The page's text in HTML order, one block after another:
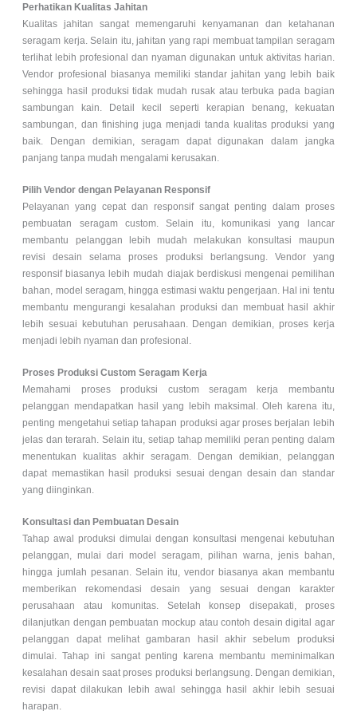
Perhatikan Kualitas Jahitan
Kualitas jahitan sangat memengaruhi kenyamanan dan ketahanan
seragam kerja. Selain itu, jahitan yang rapi membuat tampilan seragam
terlihat lebih profesional dan nyaman digunakan untuk aktivitas harian.
Vendor profesional biasanya memiliki standar jahitan yang lebih baik
sehingga hasil produksi tidak mudah rusak atau terbuka pada bagian
sambungan kain. Detail kecil seperti kerapian benang, kekuatan
sambungan, dan finishing juga menjadi tanda kualitas produksi yang
baik. Dengan demikian, seragam dapat digunakan dalam jangka
panjang tanpa mudah mengalami kerusakan.
Pilih Vendor dengan Pelayanan Responsif
Pelayanan yang cepat dan responsif sangat penting dalam proses
pembuatan seragam custom. Selain itu, komunikasi yang lancar
membantu pelanggan lebih mudah melakukan konsultasi maupun
revisi desain selama proses produksi berlangsung. Vendor yang
responsif biasanya lebih mudah diajak berdiskusi mengenai pemilihan
bahan, model seragam, hingga estimasi waktu pengerjaan. Hal ini tentu
membantu mengurangi kesalahan produksi dan membuat hasil akhir
lebih sesuai kebutuhan perusahaan. Dengan demikian, proses kerja
menjadi lebih nyaman dan profesional.
Proses Produksi Custom Seragam Kerja
Memahami proses produksi custom seragam kerja membantu
pelanggan mendapatkan hasil yang lebih maksimal. Oleh karena itu,
penting mengetahui setiap tahapan produksi agar proses berjalan lebih
jelas dan terarah. Selain itu, setiap tahap memiliki peran penting dalam
menentukan kualitas akhir seragam. Dengan demikian, pelanggan
dapat memastikan hasil produksi sesuai dengan desain dan standar
yang diinginkan.
Konsultasi dan Pembuatan Desain
Tahap awal produksi dimulai dengan konsultasi mengenai kebutuhan
pelanggan, mulai dari model seragam, pilihan warna, jenis bahan,
hingga jumlah pesanan. Selain itu, vendor biasanya akan membantu
memberikan rekomendasi desain yang sesuai dengan karakter
perusahaan atau komunitas. Setelah konsep disepakati, proses
dilanjutkan dengan pembuatan mockup atau contoh desain digital agar
pelanggan dapat melihat gambaran hasil akhir sebelum produksi
dimulai. Tahap ini sangat penting karena membantu meminimalkan
kesalahan desain saat proses produksi berlangsung. Dengan demikian,
revisi dapat dilakukan lebih awal sehingga hasil akhir lebih sesuai
harapan.